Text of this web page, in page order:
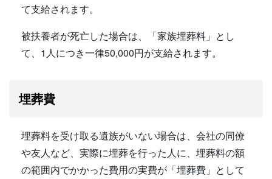
て支給されます。
被扶養者が死亡した場合は、「家族埋葬料」とし
て、1人につき一律50,000円が支給されます。
埋葬費
埋葬料を受け取る遺族がいない場合は、会社の同僚
や友人など、実際に埋葬を行った人に、埋葬料の額
の範囲内でかかった費用の実費が「埋葬費」として